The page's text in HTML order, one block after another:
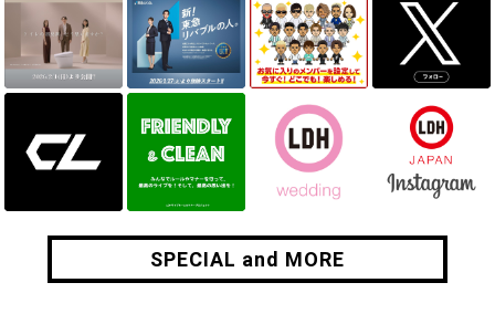
SPECIAL and MORE
SPECIAL and MORE